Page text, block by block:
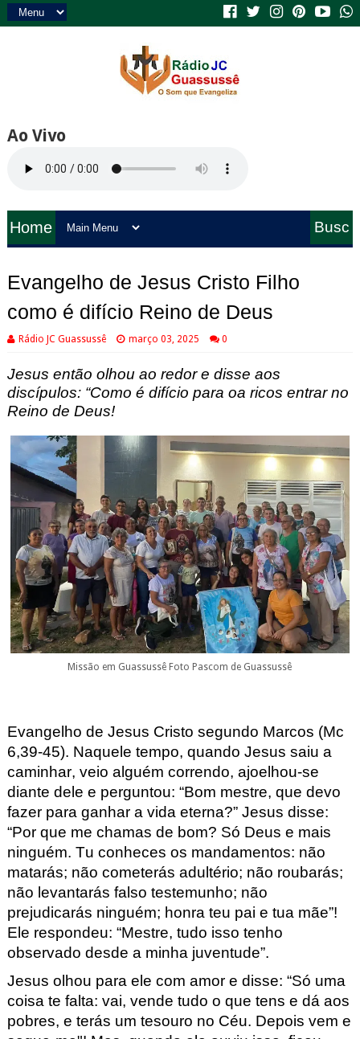
Ao Vivo
Home
Busc
Evangelho de Jesus Cristo Filho
como é difício Reino de Deus
Rádio JC Guassussê março 03, 2025 0
Jesus então olhou ao redor e disse aos
discípulos: “Como é difício para oa ricos entrar no
Reino de Deus!
Missão em Guassussê Foto Pascom de Guassussê
Evangelho de Jesus Cristo segundo Marcos (Mc
6,39-45). Naquele tempo, quando Jesus saiu a
caminhar, veio alguém correndo, ajoelhou-se
diante dele e perguntou: “Bom mestre, que devo
fazer para ganhar a vida eterna?” Jesus disse:
“Por que me chamas de bom? Só Deus e mais
ninguém. Tu conheces os mandamentos: não
matarás; não cometerás adultério; não roubarás;
não levantarás falso testemunho; não
prejudicarás ninguém; honra teu pai e tua mãe”!
Ele respondeu: “Mestre, tudo isso tenho
observado desde a minha juventude”.
Jesus olhou para ele com amor e disse: “Só uma
coisa te falta: vai, vende tudo o que tens e dá aos
pobres, e terás um tesouro no Céu. Depois vem e